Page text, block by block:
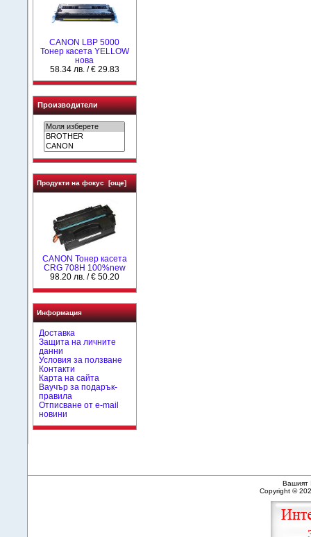
CANON LBP 5000
Тонер касета YELLOW
нова
58.34 лв. / € 29.83
Производители
Продукти на фокус [още]
CANON Тонер касета
CRG 708H 100%new
98.20 лв. / € 50.20
Информация
Доставка
Защита на личните
данни
Условия за ползване
Контакти
Карта на сайта
Ваучър за подарък-
правила
Отписване от e-mail
новини
Вашият
Copyright ©